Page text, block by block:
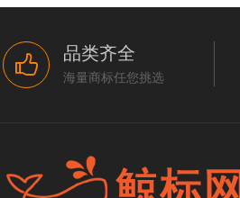
品类齐全
海量商标任您挑选